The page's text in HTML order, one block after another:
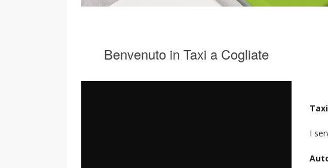
Benvenuto in Taxi a Cogliate
I